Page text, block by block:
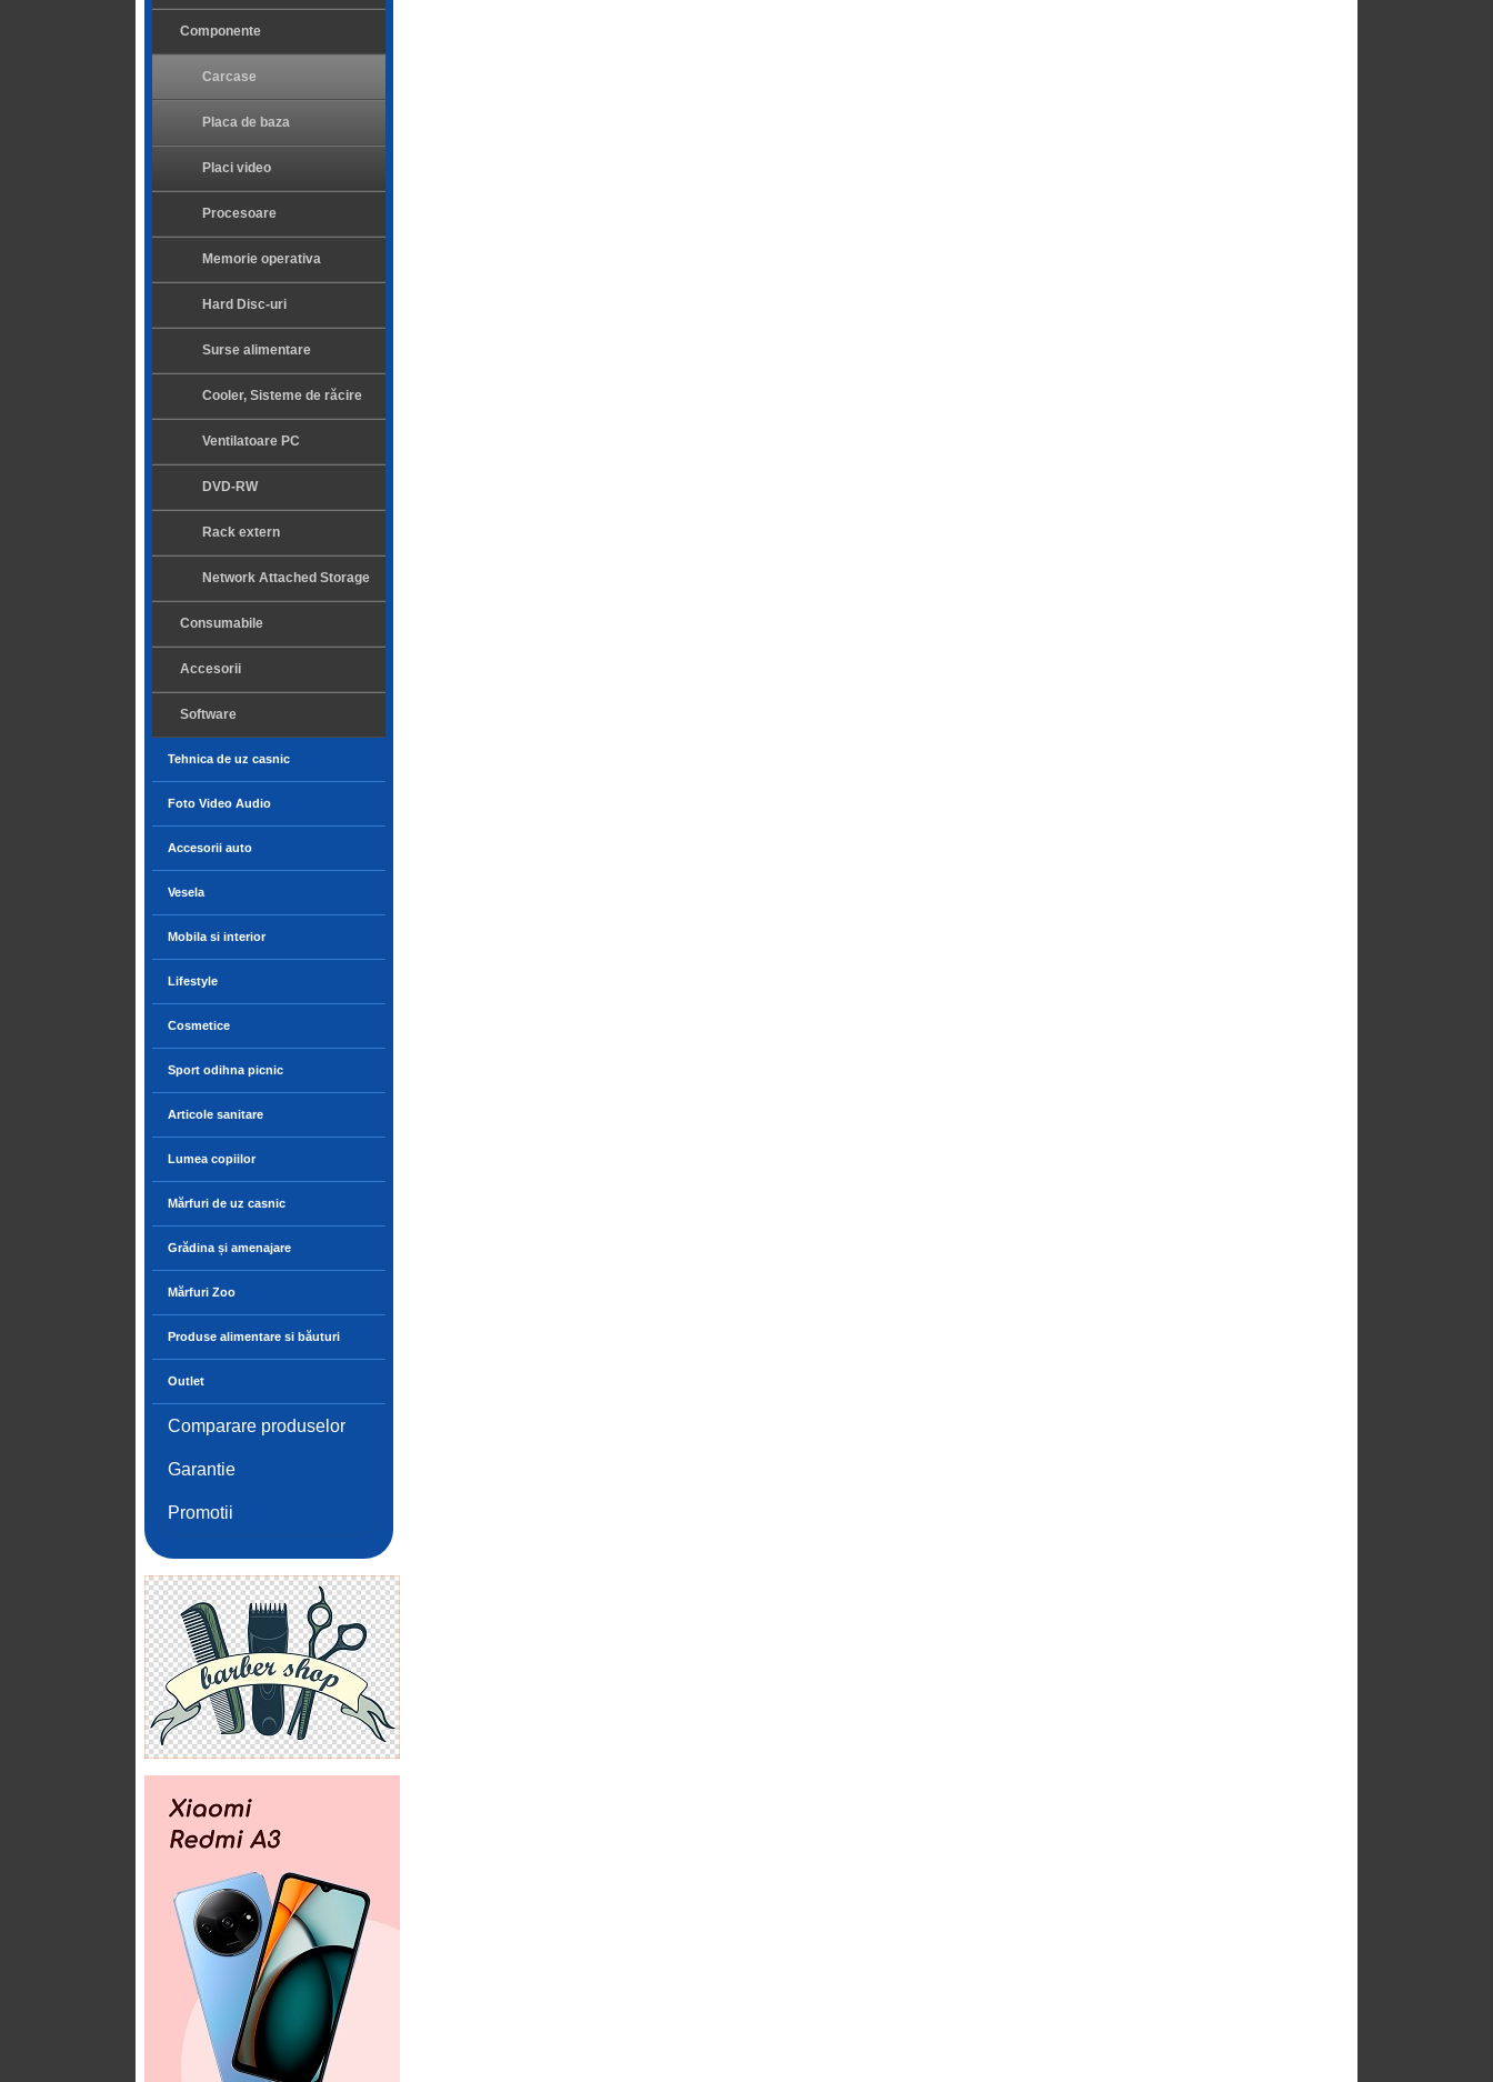
Componente
Carcase
Placa de baza
Placi video
Procesoare
Memorie operativa
Hard Disc-uri
Surse alimentare
Cooler, Sisteme de răcire
Ventilatoare PC
DVD-RW
Rack extern
Network Attached Storage
Consumabile
Accesorii
Software
Tehnica de uz casnic
Foto Video Audio
Accesorii auto
Vesela
Mobila si interior
Lifestyle
Cosmetice
Sport odihna picnic
Articole sanitare
Lumea copiilor
Mărfuri de uz casnic
Grădina și amenajare
Mărfuri Zoo
Produse alimentare si băuturi
Outlet
Comparare produselor
Garantie
Promotii